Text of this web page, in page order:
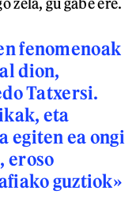
fenomenoak
dion,
Tatxersi.
eta
egiten ea ongi
eroso
guztiok»